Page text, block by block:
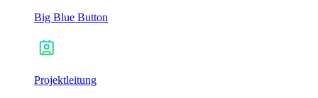
Big Blue Button
Projektleitung